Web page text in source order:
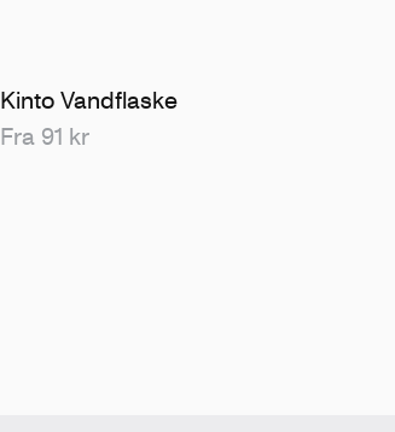
Kinto Vandflaske
Fra 91 kr